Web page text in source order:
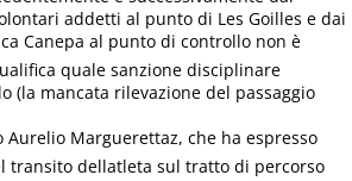
addetti al punto di Les Goilles e dai
Canepa al punto di controllo non è
quale sanzione disciplinare
(la mancata rilevazione del passaggio
Aurelio Marguerettaz, che ha espresso
dellatleta sul tratto di percorso